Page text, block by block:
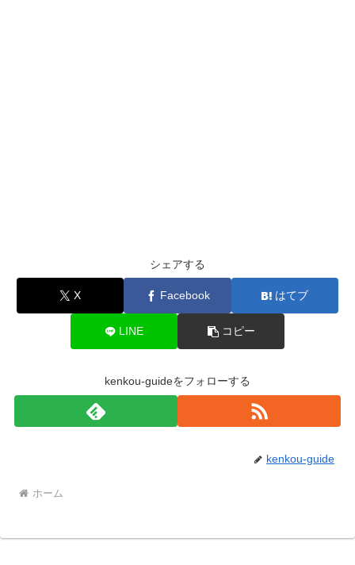
シェアする
X Facebook はてブ
LINE コピー
kenkou-guideをフォローする
kenkou-guide
ホーム